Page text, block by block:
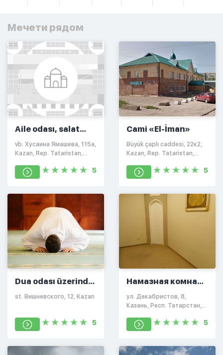
Мечети рядом
Aile odası, salat
Kazan-Arena
vb. Хусаина Ямашева, 115а,
Kazan, Rep. Tataristan,
5
Cami «El-İman»
Büyük çaplı caddesi, 22к2,
Kazan, Rep. Tataristan,
5
Dua odası üzerinde
Вишневского
st. Вишневского, 12, Kazan
5
Намазная комната
в кафе Азу
ул. Декабристов, 8,
Казань, Респ. Татарстан,
5